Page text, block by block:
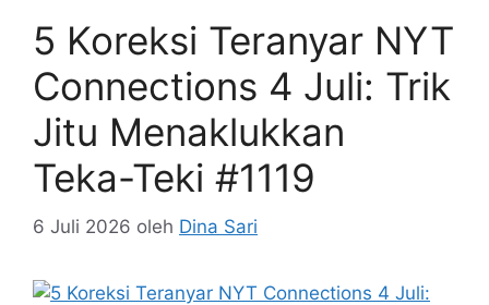
5 Koreksi Teranyar NYT
Connections 4 Juli: Trik
Jitu Menaklukkan
Teka-Teki #1119
6 Juli 2026 oleh Dina Sari